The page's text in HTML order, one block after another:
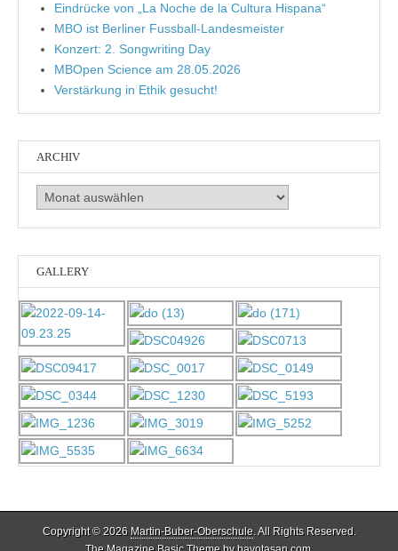
Eindrücke von „La Noche de la Cultura Hispana“
MBO ist Berliner Fussball-Landesmeister
Konzert: 2. Songwriting Day
MBOpen Science am 28.05.2026
Verstärkung in Ethik gesucht!
ARCHIV
Archiv
GALLERY
Copyright © 2026 Martin-Buber-Oberschule. All Rights Reserved.